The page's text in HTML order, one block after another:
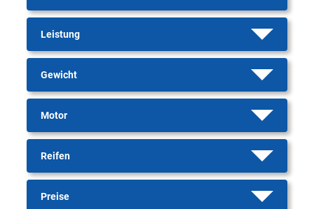
Leistung
Gewicht
Motor
Reifen
Preise